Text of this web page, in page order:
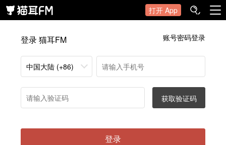
打开 App
登录 猫耳FM 账号密码登录
中国大陆 (+86)
获取验证码
登录